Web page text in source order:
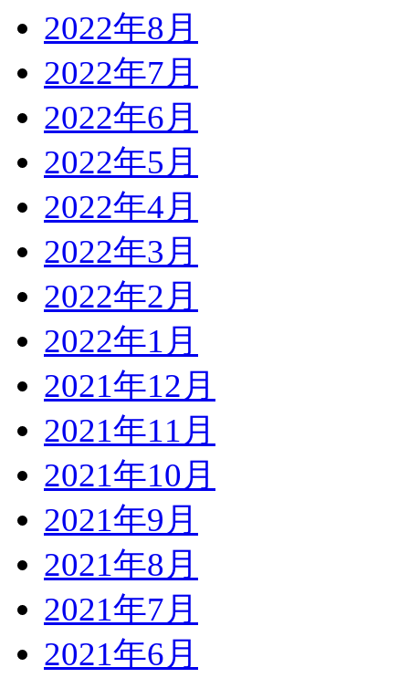
2022年8月
2022年7月
2022年6月
2022年5月
2022年4月
2022年3月
2022年2月
2022年1月
2021年12月
2021年11月
2021年10月
2021年9月
2021年8月
2021年7月
2021年6月